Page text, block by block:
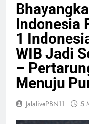
Indonesia
1
WIB Jadi
–
Menuju
JalalivePBN11 5